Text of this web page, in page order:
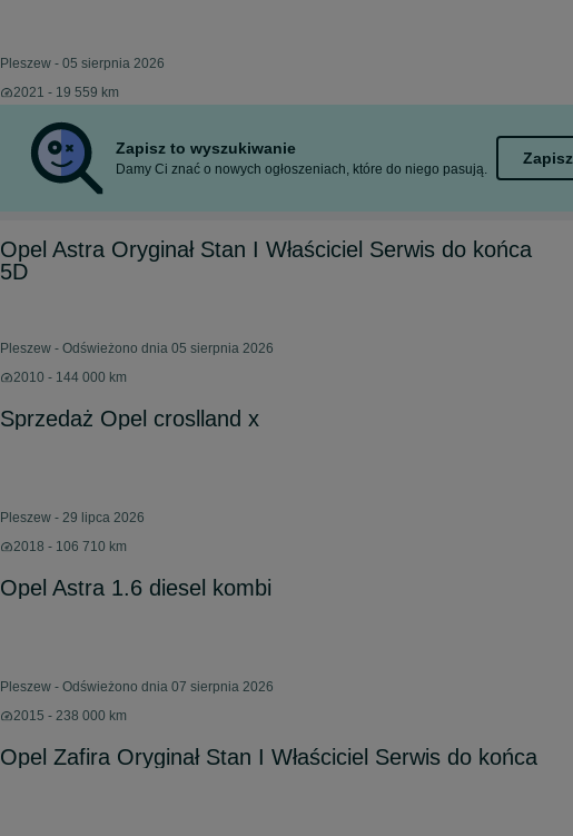
Pleszew - 05 sierpnia 2026
2021 - 19 559 km
Zapisz to wyszukiwanie
Damy Ci znać o nowych ogłoszeniach, które do niego pasują.
Zapisz
Opel Astra Oryginał Stan I Właściciel Serwis do końca
5D
Pleszew - Odświeżono dnia 05 sierpnia 2026
2010 - 144 000 km
Sprzedaż Opel croslland x
Pleszew - 29 lipca 2026
2018 - 106 710 km
Opel Astra 1.6 diesel kombi
Pleszew - Odświeżono dnia 07 sierpnia 2026
2015 - 238 000 km
Opel Zafira Oryginał Stan I Właściciel Serwis do końca